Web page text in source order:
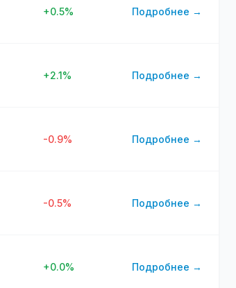
+0.5% Подробнее →
+2.1% Подробнее →
-0.9% Подробнее →
-0.5% Подробнее →
+0.0% Подробнее →